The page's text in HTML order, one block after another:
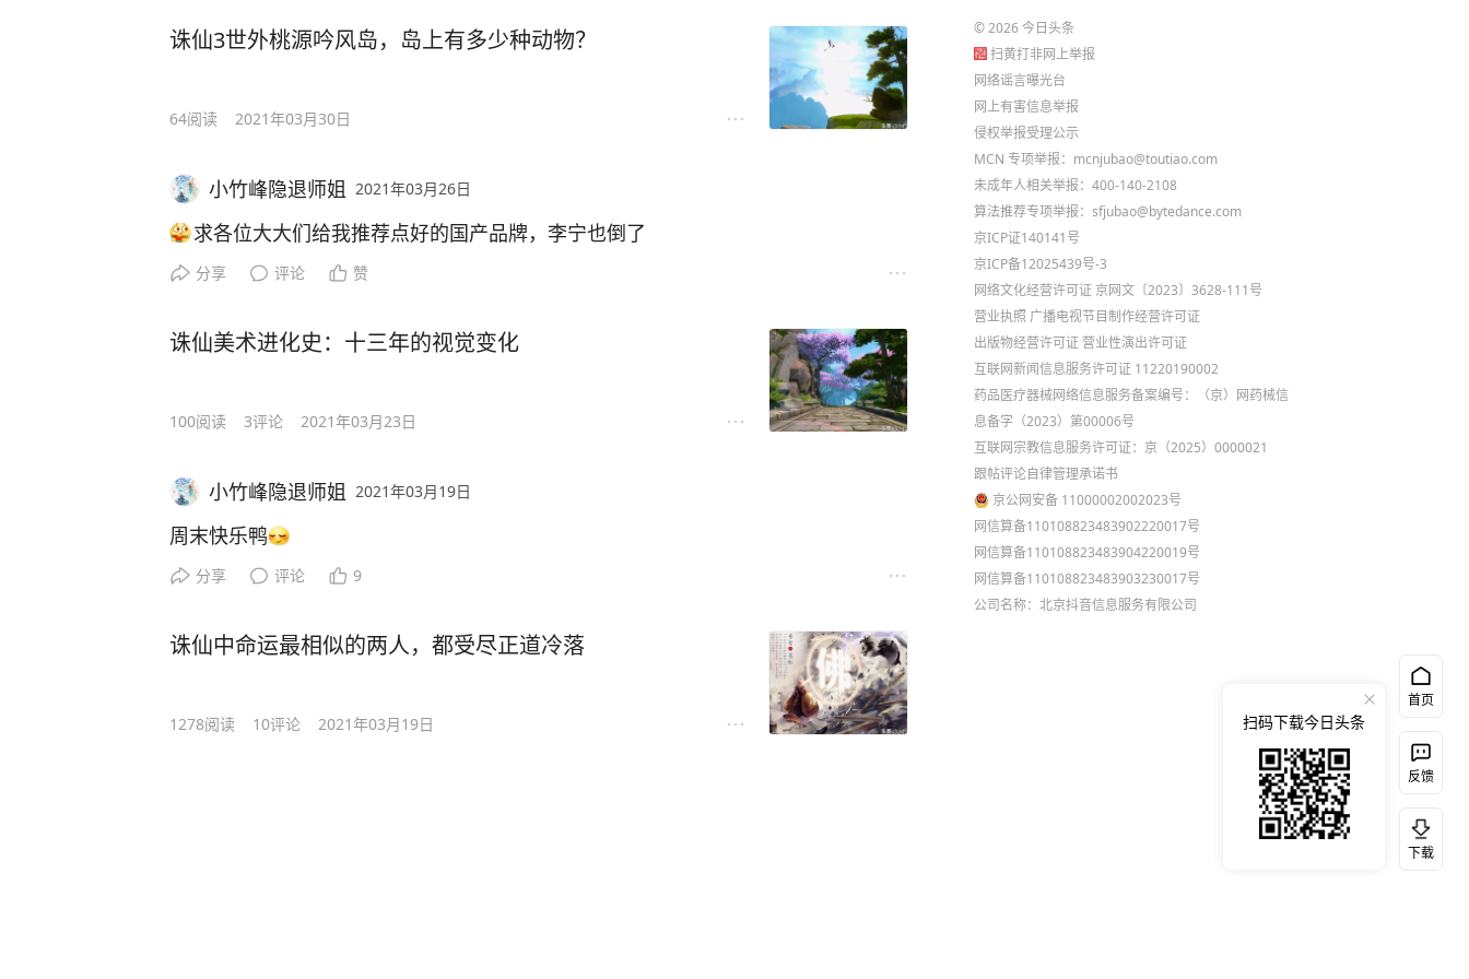
诛仙3世外桃源吟风岛，岛上有多少种动物？
64阅读 2021年03月30日
小竹峰隐退师姐 2021年03月26日
求各位大大们给我推荐点好的国产品牌，李宁也倒了
分享 评论 赞
诛仙美术进化史：十三年的视觉变化
100阅读 3评论 2021年03月23日
小竹峰隐退师姐 2021年03月19日
周末快乐鸭
分享 评论 9
诛仙中命运最相似的两人，都受尽正道冷落
1278阅读 10评论 2021年03月19日
©2026今日头条
扫黄打非网上举报
网络谣言曝光台
网上有害信息举报
侵权举报受理公示
MCN 专项举报：mcnjubao@toutiao.com
未成年人相关举报：400-140-2108
算法推荐专项举报：sfjubao@bytedance.com
京ICP证140141号
京ICP备12025439号-3
网络文化经营许可证 京网文〔2023〕3628-111号
营业执照 广播电视节目制作经营许可证
出版物经营许可证 营业性演出许可证
互联网新闻信息服务许可证 11220190002
药品医疗器械网络信息服务备案编号：（京）网药械信
息备字（2023）第00006号
互联网宗教信息服务许可证：京（2025）0000021
跟帖评论自律管理承诺书
京公网安备 11000002002023号
网信算备110108823483902220017号
网信算备110108823483904220019号
网信算备110108823483903230017号
公司名称：北京抖音信息服务有限公司
首页
反馈
下载
扫码下载今日头条